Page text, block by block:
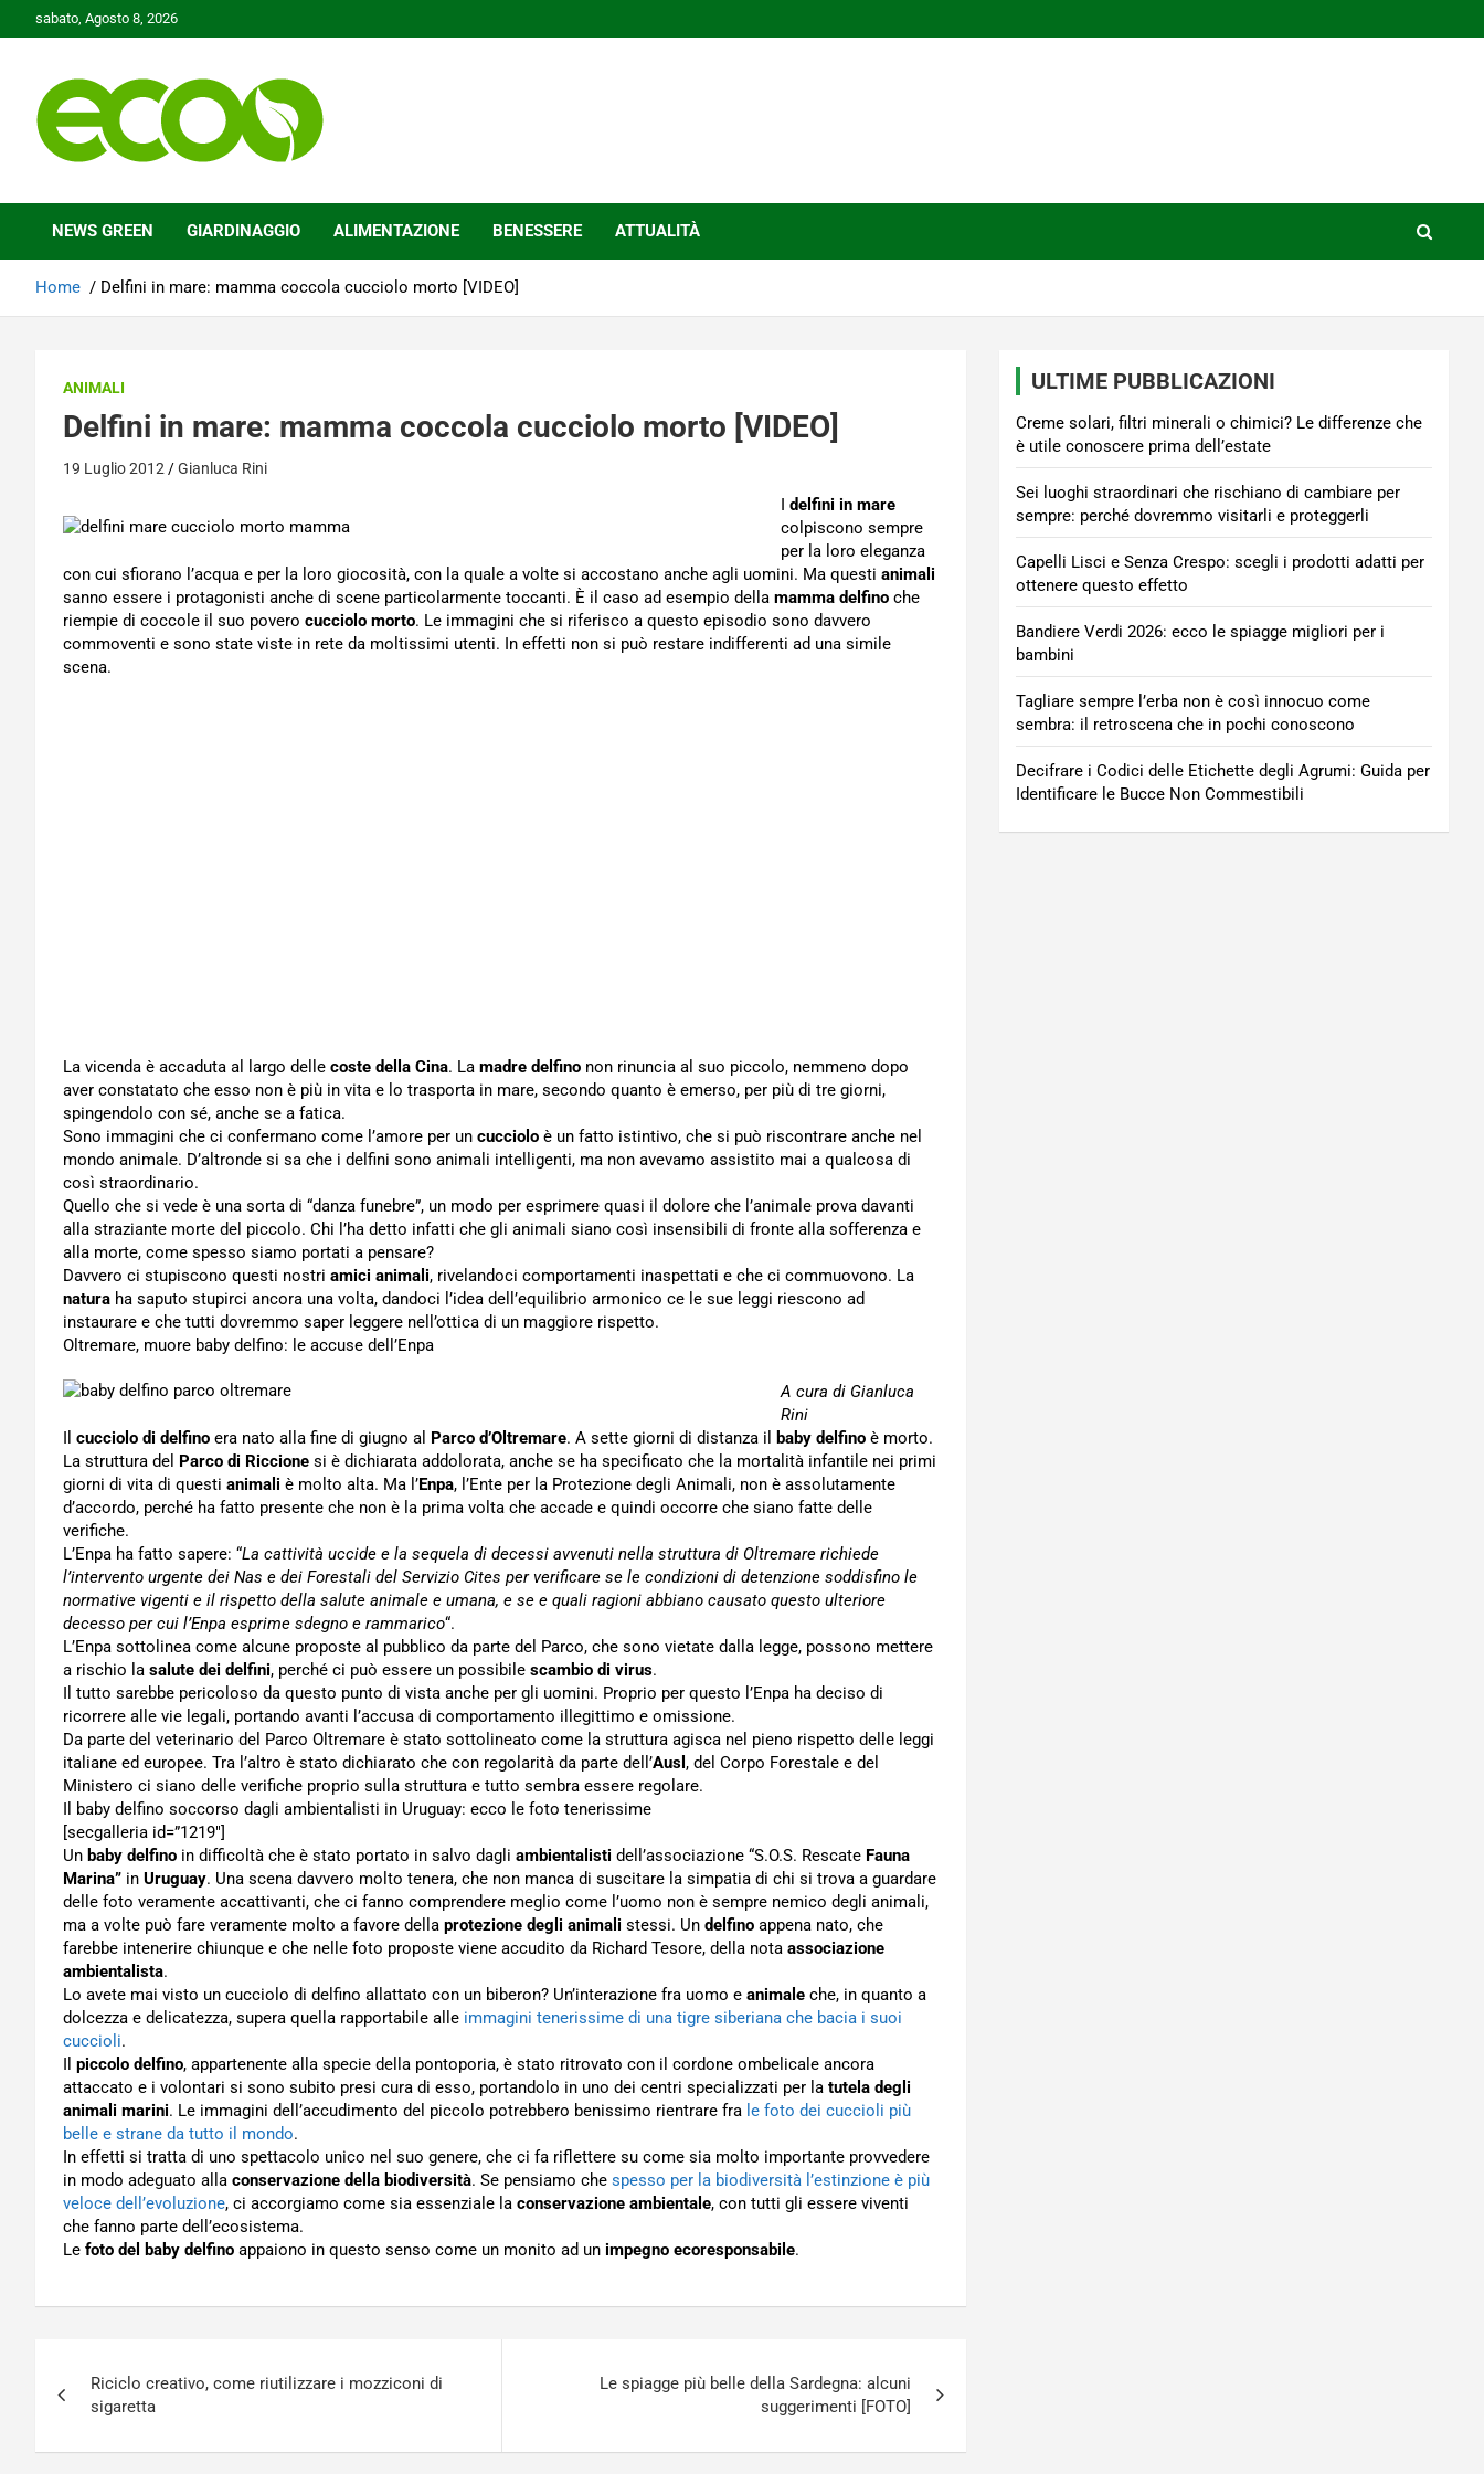
to
sabato, Agosto 8, 2026
Ecoo.it
NEWS GREEN GIARDINAGGIO ALIMENTAZIONE BENESSERE ATTUALITÀ
Home Delfini in mare: mamma coccola cucciolo morto [VIDEO]
ANIMALI
Delfini in mare: mamma coccola cucciolo morto [VIDEO]
19 Luglio 2012 Gianluca Rini
I delfini in mare
colpiscono sempre
per la loro eleganza
con cui sfiorano l’acqua e per la loro giocosità, con la quale a volte si accostano anche agli uomini. Ma questi animali
sanno essere i protagonisti anche di scene particolarmente toccanti. È il caso ad esempio della mamma delfino che
riempie di coccole il suo povero cucciolo morto. Le immagini che si riferisco a questo episodio sono davvero
commoventi e sono state viste in rete da moltissimi utenti. In effetti non si può restare indifferenti ad una simile
scena.
La vicenda è accaduta al largo delle coste della Cina. La madre delfino non rinuncia al suo piccolo, nemmeno dopo
aver constatato che esso non è più in vita e lo trasporta in mare, secondo quanto è emerso, per più di tre giorni,
spingendolo con sé, anche se a fatica.
Sono immagini che ci confermano come l’amore per un cucciolo è un fatto istintivo, che si può riscontrare anche nel
mondo animale. D’altronde si sa che i delfini sono animali intelligenti, ma non avevamo assistito mai a qualcosa di
così straordinario.
Quello che si vede è una sorta di “danza funebre”, un modo per esprimere quasi il dolore che l’animale prova davanti
alla straziante morte del piccolo. Chi l’ha detto infatti che gli animali siano così insensibili di fronte alla sofferenza e
alla morte, come spesso siamo portati a pensare?
Davvero ci stupiscono questi nostri amici animali, rivelandoci comportamenti inaspettati e che ci commuovono. La
natura ha saputo stupirci ancora una volta, dandoci l’idea dell’equilibrio armonico ce le sue leggi riescono ad
instaurare e che tutti dovremmo saper leggere nell’ottica di un maggiore rispetto.
Oltremare, muore baby delfino: le accuse dell’Enpa
A cura di Gianluca
Rini
Il cucciolo di delfino era nato alla fine di giugno al Parco d’Oltremare. A sette giorni di distanza il baby delfino è morto.
La struttura del Parco di Riccione si è dichiarata addolorata, anche se ha specificato che la mortalità infantile nei primi
giorni di vita di questi animali è molto alta. Ma l’Enpa, l’Ente per la Protezione degli Animali, non è assolutamente
d’accordo, perché ha fatto presente che non è la prima volta che accade e quindi occorre che siano fatte delle
verifiche.
L’Enpa ha fatto sapere: “La cattività uccide e la sequela di decessi avvenuti nella struttura di Oltremare richiede
l’intervento urgente dei Nas e dei Forestali del Servizio Cites per verificare se le condizioni di detenzione soddisfino le
normative vigenti e il rispetto della salute animale e umana, e se e quali ragioni abbiano causato questo ulteriore
decesso per cui l’Enpa esprime sdegno e rammarico“.
L’Enpa sottolinea come alcune proposte al pubblico da parte del Parco, che sono vietate dalla legge, possono mettere
a rischio la salute dei delfini, perché ci può essere un possibile scambio di virus.
Il tutto sarebbe pericoloso da questo punto di vista anche per gli uomini. Proprio per questo l’Enpa ha deciso di
ricorrere alle vie legali, portando avanti l’accusa di comportamento illegittimo e omissione.
Da parte del veterinario del Parco Oltremare è stato sottolineato come la struttura agisca nel pieno rispetto delle leggi
italiane ed europee. Tra l’altro è stato dichiarato che con regolarità da parte dell’Ausl , del Corpo Forestale e del
Ministero ci siano delle verifiche proprio sulla struttura e tutto sembra essere regolare.
Il baby delfino soccorso dagli ambientalisti in Uruguay: ecco le foto tenerissime
[secgalleria id=”1219″]
Un baby delfino in difficoltà che è stato portato in salvo dagli ambientalisti dell’associazione “S.O.S. Rescate Fauna
Marina” in Uruguay. Una scena davvero molto tenera, che non manca di suscitare la simpatia di chi si trova a guardare
delle foto veramente accattivanti, che ci fanno comprendere meglio come l’uomo non è sempre nemico degli animali,
ma a volte può fare veramente molto a favore della protezione degli animali stessi. Un delfino appena nato, che
farebbe intenerire chiunque e che nelle foto proposte viene accudito da Richard Tesore, della nota associazione
ambientalista.
Lo avete mai visto un cucciolo di delfino allattato con un biberon? Un’interazione fra uomo e animale che, in quanto a
dolcezza e delicatezza, supera quella rapportabile alle immagini tenerissime di una tigre siberiana che bacia i suoi
cuccioli.
Il piccolo delfino, appartenente alla specie della pontoporia, è stato ritrovato con il cordone ombelicale ancora
attaccato e i volontari si sono subito presi cura di esso, portandolo in uno dei centri specializzati per la tutela degli
animali marini. Le immagini dell’accudimento del piccolo potrebbero benissimo rientrare fra le foto dei cuccioli più
belle e strane da tutto il mondo.
In effetti si tratta di uno spettacolo unico nel suo genere, che ci fa riflettere su come sia molto importante provvedere
in modo adeguato alla conservazione della biodiversità. Se pensiamo che spesso per la biodiversità l’estinzione è più
veloce dell’evoluzione, ci accorgiamo come sia essenziale la conservazione ambientale, con tutti gli essere viventi
che fanno parte dell’ecosistema.
Le foto del baby delfino appaiono in questo senso come un monito ad un impegno ecoresponsabile.
articoli
Riciclo creativo, come riutilizzare i mozziconi di
sigaretta
Le spiagge più belle della Sardegna: alcuni
suggerimenti [FOTO]
ULTIME PUBBLICAZIONI
Creme solari, filtri minerali o chimici? Le differenze che
è utile conoscere prima dell’estate
Sei luoghi straordinari che rischiano di cambiare per
sempre: perché dovremmo visitarli e proteggerli
Capelli Lisci e Senza Crespo: scegli i prodotti adatti per
ottenere questo effetto
Bandiere Verdi 2026: ecco le spiagge migliori per i
bambini
Tagliare sempre l’erba non è così innocuo come
sembra: il retroscena che in pochi conoscono
Decifrare i Codici delle Etichette degli Agrumi: Guida per
Identificare le Bucce Non Commestibili